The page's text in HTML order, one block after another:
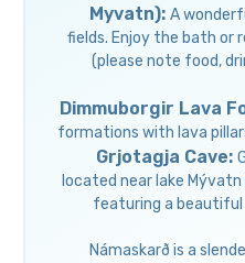
Myvatn): A
fields. Enjoy the bath or
(please note food,
Dimmuborgir Lava
formations with lava
Grjotagja Cave:
located near lake
featuring a
Námaskarð is a